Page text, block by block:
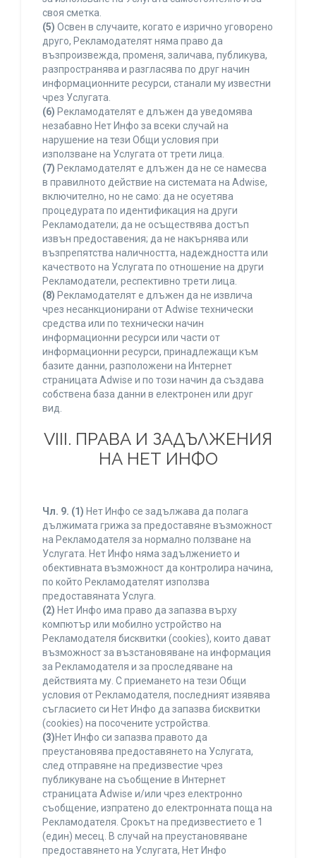
своя сметка.
(5) Освен в случаите, когато е изрично уговорено
друго, Рекламодателят няма право да
възпроизвежда, променя, заличава, публикува,
разпространява и разгласява по друг начин
информационните ресурси, станали му известни
чрез Услугата.
(6) Рекламодателят е длъжен да уведомява
незабавно Нет Инфо за всеки случай на
нарушение на тези Общи условия при
използване на Услугата от трети лица.
(7) Рекламодателят е длъжен да не се намесва
в правилното действие на системата на Adwise,
включително, но не само: да не осуетява
процедурата по идентификация на други
Рекламодатели; да не осъществява достъп
извън предоставения; да не накърнява или
възпрепятства наличността, надеждността или
качеството на Услугата по отношение на други
Рекламодатели, респективно трети лица.
(8) Рекламодателят е длъжен да не извлича
чрез несанкционирани от Adwise технически
средства или по технически начин
информационни ресурси или части от
информационни ресурси, принадлежащи към
базите данни, разположени на Интернет
страницата Adwise и по този начин да създава
собствена база данни в електронен или друг
вид.
VIII. ПРАВА И ЗАДЪЛЖЕНИЯ
НА НЕТ ИНФО
Чл. 9. (1) Нет Инфо се задължава да полага
дължимата грижа за предоставяне възможност
на Рекламодателя за нормално ползване на
Услугата. Нет Инфо няма задължението и
обективната възможност да контролира начина,
по който Рекламодателят използва
предоставяната Услуга.
(2) Нет Инфо има право да запазва върху
компютър или мобилно устройство на
Рекламодателя бисквитки (cookies), които дават
възможност за възстановяване на информация
за Рекламодателя и за проследяване на
действията му. С приемането на тези Общи
условия от Рекламодателя, последният изявява
съгласието си Нет Инфо да запазва бисквитки
(cookies) на посочените устройства.
(3)Нет Инфо си запазва правото да
преустановява предоставянето на Услугата,
след отправяне на предизвестие чрез
публикуване на съобщение в Интернет
страницата Adwise и/или чрез електронно
съобщение, изпратено до електронната поща на
Рекламодателя. Срокът на предизвестието е 1
(един) месец. В случай на преустановяване
предоставянето на Услугата, Нет Инфо